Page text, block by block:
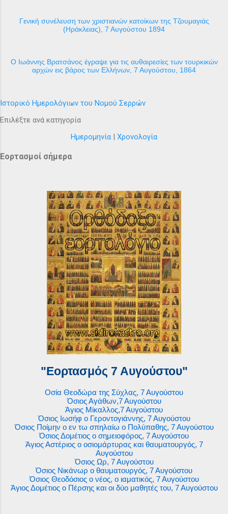
Γενική συνέλευση των χριστιανών κατοίκων της Τζουμαγιάς
(Ηράκλειας), 7 Αυγούστου 1894
Ο Ιωάννης Βρατσάνος έγραψε για τις αυθαιρεσίες των τουρκικών
αρχών εις βάρος των Ελλήνων, 7 Αυγούστου, 1864
Ιστορικό Ημερολόγιων του Νομού Σερρών
Επιλέξτε ανά κατηγορία
Ημερομηνία | Χρονολογία
Εορτασμοί σήμερα
"Εορτασμός 7 Αυγούστου"
Οσία Θεοδώρα της Σύχλας, 7 Αυγούστου
Όσιος Αγάθων,7 Αυγούστου
Άγιος Μίκαλλος,7 Αυγούστου
Όσιος Ιωσήφ ο Γεροντογιάννης, 7 Αυγούστου
Όσιος Ποίμην ο εν τω σπηλαίω ο Πολύπαθης, 7 Αυγούστου
Όσιος Δομέτιος ο σημειοφόρος, 7 Αυγούστου
Άγιος Αστέριος ο οσιομάρτυρας και θαυματουργός, 7
Αυγούστου
Όσιος Ωρ, 7 Αυγούστου
Όσιος Νικάνωρ ο θαυματουργός, 7 Αυγούστου
Όσιος Θεοδόσιος ο νέος, ο ιαματικός, 7 Αυγούστου
Άγιος Δομέτιος ο Πέρσης και οι δύο μαθητές του, 7 Αυγούστου